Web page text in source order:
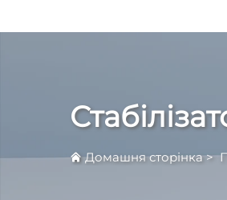
Домашня сторінка>